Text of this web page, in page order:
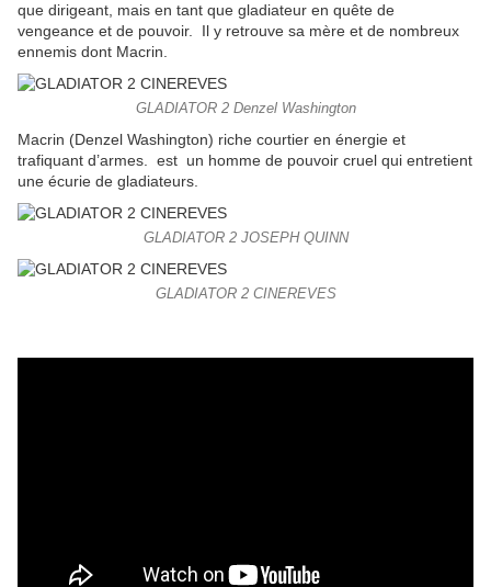
que dirigeant, mais en tant que gladiateur en quête de
vengeance et de pouvoir. Il y retrouve sa mère et de nombreux
ennemis dont Macrin.
GLADIATOR 2 Denzel Washington
Macrin (Denzel Washington) riche courtier en énergie et
trafiquant d’armes. est un homme de pouvoir cruel qui entretient
une écurie de gladiateurs.
GLADIATOR 2 JOSEPH QUINN
GLADIATOR 2 CINEREVES